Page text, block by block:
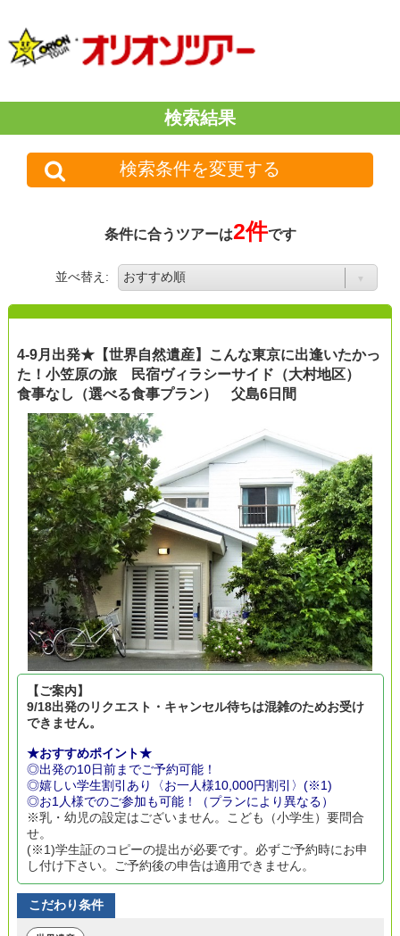
検索結果
検索条件を変更する
条件に合うツアーは2件です
並べ替え:
4-9月出発★【世界自然遺産】こんな東京に出逢いたかっ
た！小笠原の旅 民宿ヴィラシーサイド（大村地区）
食事なし（選べる食事プラン） 父島6日間
【ご案内】
9/18出発のリクエスト・キャンセル待ちは混雑のためお受け
できません。
★おすすめポイント★
◎出発の10日前までご予約可能！
◎嬉しい学生割引あり〈お一人様10,000円割引〉(※1)
◎お1人様でのご参加も可能！（プランにより異なる）
※乳・幼児の設定はございません。こども（小学生）要問合
せ。
(※1)学生証のコピーの提出が必要です。必ずご予約時にお申
し付け下さい。ご予約後の申告は適用できません。
こだわり条件